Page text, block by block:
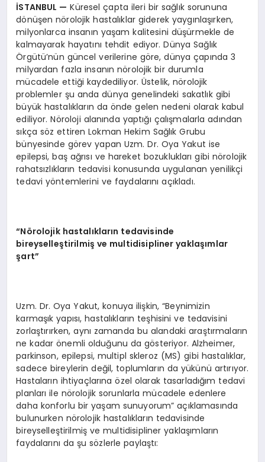
İSTANBUL — Küresel çapta ileri bir sağlık sorununa
dönüşen nörolojik hastalıklar giderek yaygınlaşırken,
milyonlarca insanın yaşam kalitesini düşürmekle de
kalmayarak hayatını tehdit ediyor. Dünya Sağlık
Örgütü’nün güncel verilerine göre, dünya çapında 3
milyardan fazla insanın nörolojik bir durumla
mücadele ettiği kaydediliyor. Üstelik, nörolojik
problemler şu anda dünya genelindeki sakatlık gibi
büyük hastalıkların da önde gelen nedeni olarak kabul
ediliyor. Nöroloji alanında yaptığı çalışmalarla adından
sıkça söz ettiren Lokman Hekim Sağlık Grubu
bünyesinde görev yapan Uzm. Dr. Oya Yakut ise
epilepsi, baş ağrısı ve hareket bozuklukları gibi nörolojik
rahatsızlıkların tedavisi konusunda uygulanan yenilikçi
tedavi yöntemlerini ve faydalarını açıkladı.
“Nörolojik hastalıkların tedavisinde
bireyselleştirilmiş ve multidisipliner yaklaşımlar
şart”
Uzm. Dr. Oya Yakut, konuya ilişkin, “Beynimizin
karmaşık yapısı, hastalıkların teşhisini ve tedavisini
zorlaştırırken, aynı zamanda bu alandaki araştırmaların
ne kadar önemli olduğunu da gösteriyor. Alzheimer,
parkinson, epilepsi, multipl skleroz (MS) gibi hastalıklar,
sadece bireylerin değil, toplumların da yükünü artırıyor.
Hastaların ihtiyaçlarına özel olarak tasarladığım tedavi
planları ile nörolojik sorunlarla mücadele edenlere
daha konforlu bir yaşam sunuyorum” açıklamasında
bulunurken nörolojik hastalıkların tedavisinde
bireyselleştirilmiş ve multidisipliner yaklaşımların
faydalarını da şu sözlerle paylaştı: